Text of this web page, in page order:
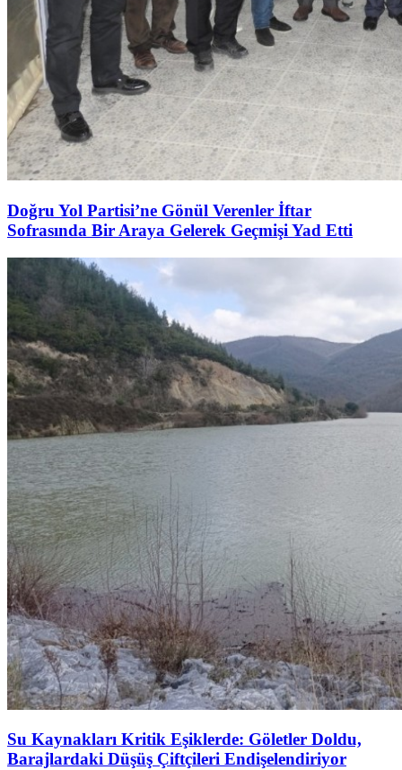
Doğru Yol Partisi’ne Gönül Verenler İftar
Sofrasında Bir Araya Gelerek Geçmişi Yad Etti
Su Kaynakları Kritik Eşiklerde: Göletler Doldu,
Barajlardaki Düşüş Çiftçileri Endişelendiriyor